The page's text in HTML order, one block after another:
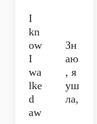
I
kn
ow
I
wa
lke
d
aw
Зн
аю
, я
уш
ла,